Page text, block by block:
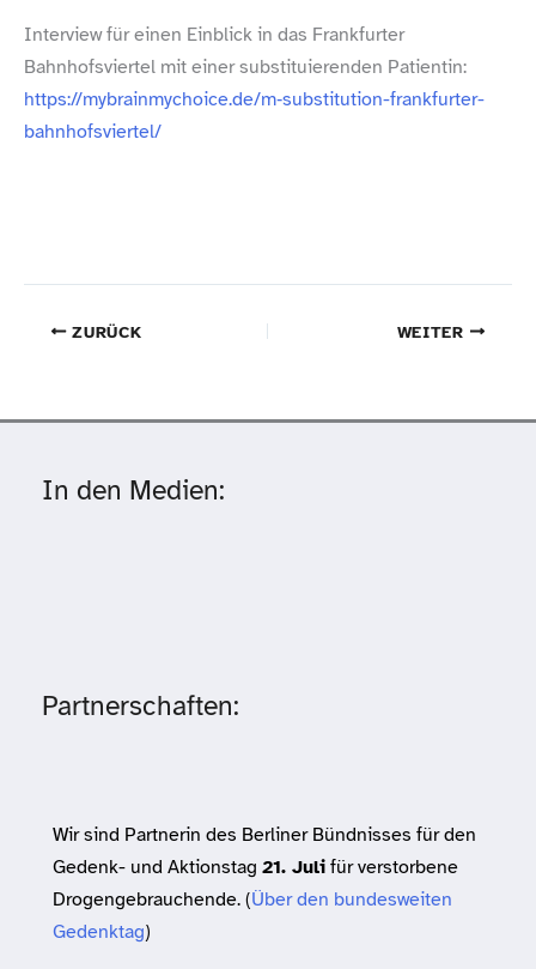
Interview für einen Einblick in das Frankfurter
Bahnhofsviertel mit einer substituierenden Patientin:
https://mybrainmychoice.de/m‑substitution-frankfurter-
bahnhofsviertel/
ZURÜCK WEITER
In den Medien:
Partnerschaften:
Wir sind Partnerin des Berliner Bündnisses für den
Gedenk- und Aktionstag 21. Julifür verstorbene
Drogengebrauchende. (Über den bundesweiten
Gedenktag)